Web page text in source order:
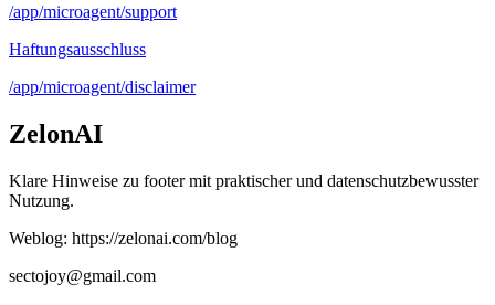
/app/microagent/support
Haftungsausschluss
/app/microagent/disclaimer
ZelonAI
Klare Hinweise zu footer mit praktischer und datenschutzbewusster
Nutzung.
Weblog: https://zelonai.com/blog
sectojoy@gmail.com